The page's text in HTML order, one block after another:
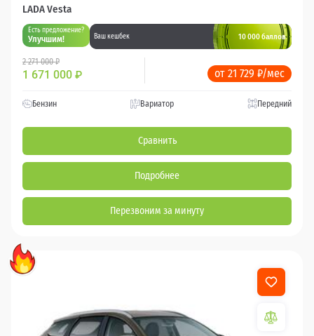
LADA Vesta
Есть предложение?
Улучшим! Ваш кешбек 10 000 баллов
2 271 000 ₽
1 671 000 ₽ от 21 729 ₽/мес
Бензин Вариатор Передний
Сравнить
Подробнее
Перезвоним за минуту